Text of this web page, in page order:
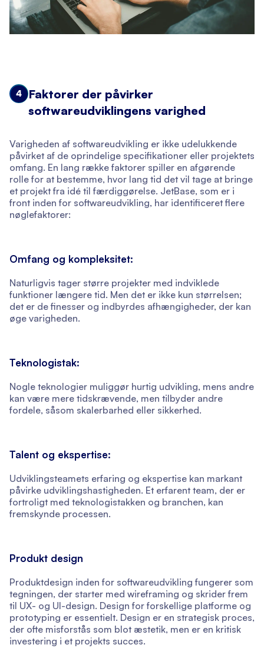
4
Faktorer der påvirker
softwareudviklingens varighed
Varigheden af softwareudvikling er ikke udelukkende
påvirket af de oprindelige specifikationer eller projektets
omfang. En lang række faktorer spiller en afgørende
rolle for at bestemme, hvor lang tid det vil tage at bringe
et projekt fra idé til færdiggørelse. JetBase, som er i
front inden for softwareudvikling, har identificeret flere
nøglefaktorer:
Omfang og kompleksitet:
Naturligvis tager større projekter med indviklede
funktioner længere tid. Men det er ikke kun størrelsen;
det er de finesser og indbyrdes afhængigheder, der kan
øge varigheden.
Teknologistak:
Nogle teknologier muliggør hurtig udvikling, mens andre
kan være mere tidskrævende, men tilbyder andre
fordele, såsom skalerbarhed eller sikkerhed.
Talent og ekspertise:
Udviklingsteamets erfaring og ekspertise kan markant
påvirke udviklingshastigheden. Et erfarent team, der er
fortroligt med teknologistakken og branchen, kan
fremskynde processen.
Produkt design
Produktdesign inden for softwareudvikling fungerer som
tegningen, der starter med wireframing og skrider frem
til UX- og UI-design. Design for forskellige platforme og
prototyping er essentielt. Design er en strategisk proces,
der ofte misforstås som blot æstetik, men er en kritisk
investering i et projekts succes.